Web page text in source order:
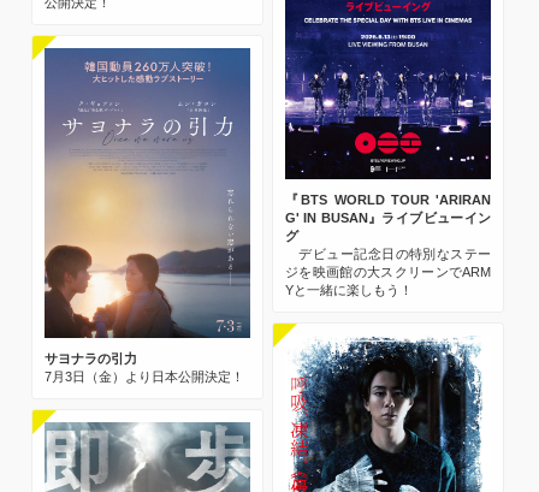
公開決定！
『BTS WORLD TOUR 'ARIRAN
G' IN BUSAN』ライブビューイン
グ
デビュー記念日の特別なステー
ジを映画館の大スクリーンでARM
Yと一緒に楽しもう！
サヨナラの引力
7月3日（金）より日本公開決定！